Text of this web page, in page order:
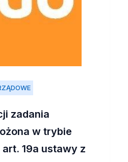
zadania
w trybie
art. 19a ustawy z